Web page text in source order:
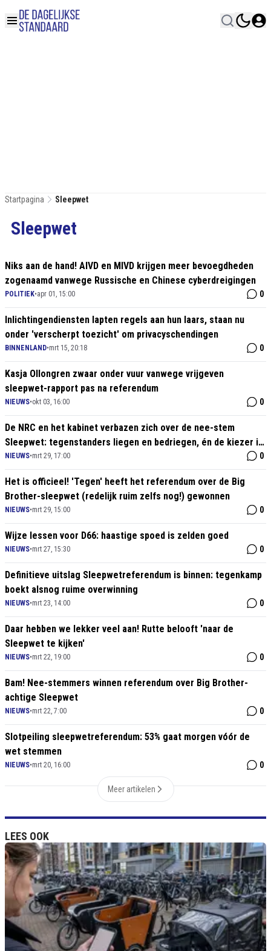
Startpagina Sleepwet
Sleepwet
Niks aan de hand! AIVD en MIVD krijgen meer bevoegdheden
zogenaamd vanwege Russische en Chinese cyberdreigingen
POLITIEK•apr 01, 15:00 0
Inlichtingendiensten lapten regels aan hun laars, staan nu
onder 'verscherpt toezicht' om privacyschendingen
BINNENLAND•mrt 15, 20:18 0
Kasja Ollongren zwaar onder vuur vanwege vrijgeven
sleepwet-rapport pas na referendum
NIEUWS•okt 03, 16:00 0
De NRC en het kabinet verbazen zich over de nee-stem
Sleepwet: tegenstanders liegen en bedriegen, én de kiezer is
dom!
NIEUWS•mrt 29, 17:00 0
Het is officieel! 'Tegen' heeft het referendum over de Big
Brother-sleepwet (redelijk ruim zelfs nog!) gewonnen
NIEUWS•mrt 29, 15:00 0
Wijze lessen voor D66: haastige spoed is zelden goed
NIEUWS•mrt 27, 15:30 0
Definitieve uitslag Sleepwetreferendum is binnen: tegenkamp
boekt alsnog ruime overwinning
NIEUWS•mrt 23, 14:00 0
Daar hebben we lekker veel aan! Rutte belooft 'naar de
Sleepwet te kijken'
NIEUWS•mrt 22, 19:00 0
Bam! Nee-stemmers winnen referendum over Big Brother-
achtige Sleepwet
NIEUWS•mrt 22, 7:00 0
Slotpeiling sleepwetreferendum: 53% gaat morgen vóór de
wet stemmen
NIEUWS•mrt 20, 16:00 0
Meer artikelen
LEES OOK